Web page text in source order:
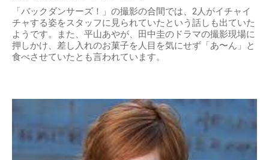
「バックダンサーズ！」の撮影の合間では、2人がイチャイ
チャする姿をスタッフに見られていたという話しも出ていた
ようです。また、平山あやが、田中圭のドラマの撮影現場に
押しかけ、差し入れのお菓子を人目を気にせず「あ〜ん」と
食べさせていたとも言われています。